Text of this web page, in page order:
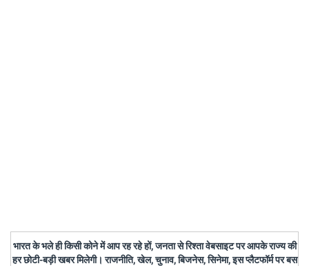
भारत के भले ही किसी कोने में आप रह रहे हों, जनता से रिश्ता वेबसाइट पर आपके राज्य की
हर छोटी-बड़ी खबर मिलेगी। राजनीति, खेल, चुनाव, बिजनेस, सिनेमा, इस प्लैटफॉर्म पर बस